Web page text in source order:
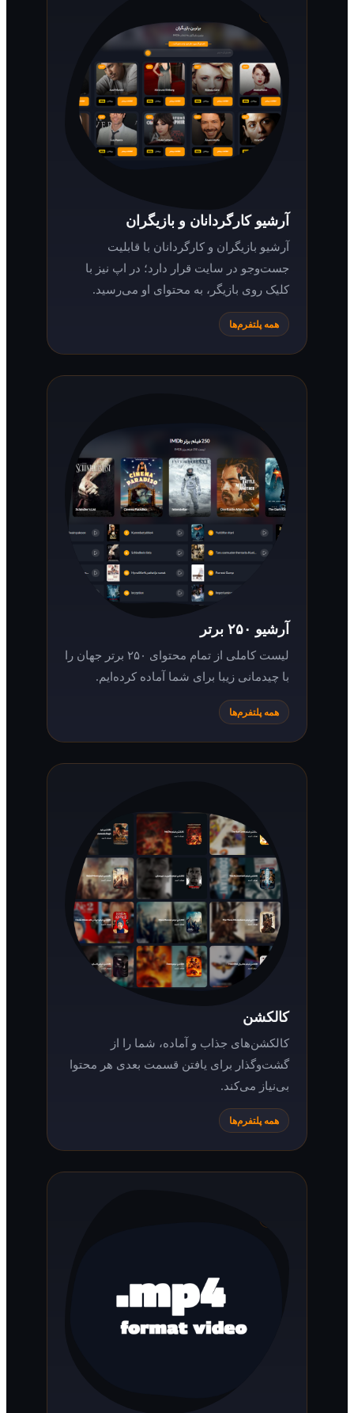
آرشیو کارگردانان و بازیگران
آرشیو بازیگران و کارگردانان با قابلیت
جست‌وجو در سایت قرار دارد؛ در اپ نیز با
کلیک روی بازیگر، به محتوای او می‌رسید.
همه پلتفرم‌ها
لیست کاملی از تمام محتوای ۲۵۰ برتر جهان را
با چیدمانی زیبا برای شما آماده کرده‌ایم.
همه پلتفرم‌ها
کالکشن‌های جذاب و آماده، شما را از
گشت‌وگذار برای یافتن قسمت بعدی هر محتوا
بی‌نیاز می‌کند.
همه پلتفرم‌ها